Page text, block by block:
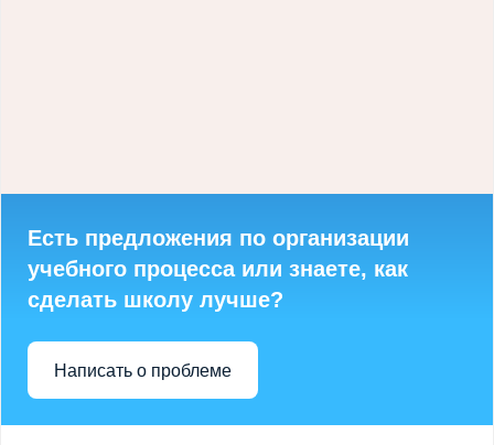
Есть предложения по организации
учебного процесса или знаете, как
сделать школу лучше?
Написать о проблеме